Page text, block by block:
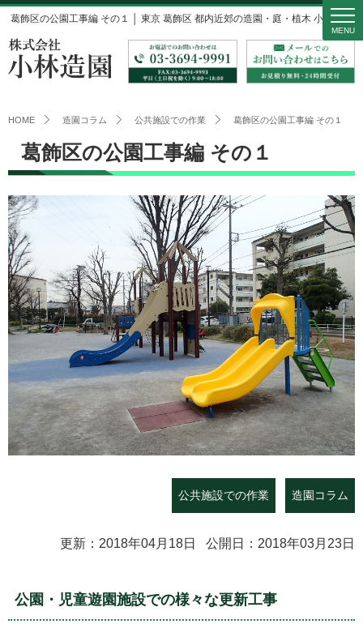
葛飾区の公園工事編 その１ │ 東京 葛飾区 都内近郊の造園・庭・植木 小林造園
MENU
HOME 造園コラム 公共施設での作業 葛飾区の公園工事編 その１
葛飾区の公園工事編 その１
公共施設での作業 造園コラム
更新：2018年04月18日 公開日：2018年03月23日
公園・児童遊園施設での様々な更新工事